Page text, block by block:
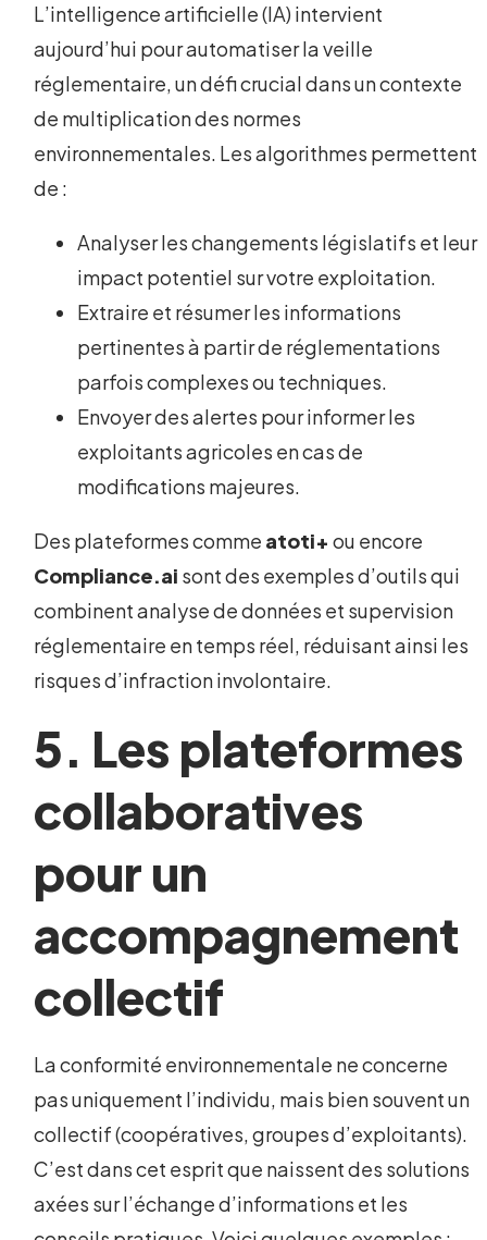
L’intelligence artificielle (IA) intervient
aujourd’hui pour automatiser la veille
réglementaire, un défi crucial dans un contexte
de multiplication des normes
environnementales. Les algorithmes permettent
de :
Analyser les changements législatifs et leur
impact potentiel sur votre exploitation.
Extraire et résumer les informations
pertinentes à partir de réglementations
parfois complexes ou techniques.
Envoyer des alertes pour informer les
exploitants agricoles en cas de
modifications majeures.
Des plateformes comme atoti+ ou encore
Compliance.ai sont des exemples d’outils qui
combinent analyse de données et supervision
réglementaire en temps réel, réduisant ainsi les
risques d’infraction involontaire.
5. Les plateformes
collaboratives
pour un
accompagnement
collectif
La conformité environnementale ne concerne
pas uniquement l’individu, mais bien souvent un
collectif (coopératives, groupes d’exploitants).
C’est dans cet esprit que naissent des solutions
axées sur l’échange d’informations et les